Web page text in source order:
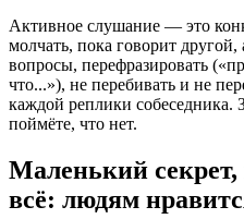
Активное слушание — это
молчать, пока говорит
вопросы, перефразировать
что...»), не перебивать и не
каждой реплики
поймёте, что нет.
Маленький
всё: людям